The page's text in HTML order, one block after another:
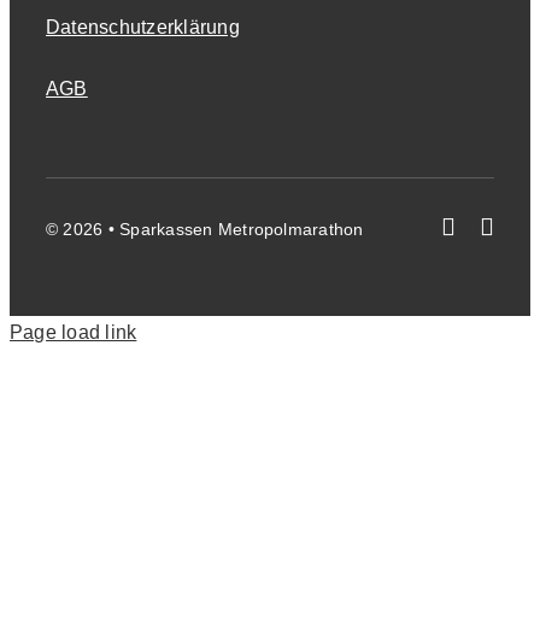
Datenschutzerklärung
AGB
© 2026 • Sparkassen Metropolmarathon
Page load link